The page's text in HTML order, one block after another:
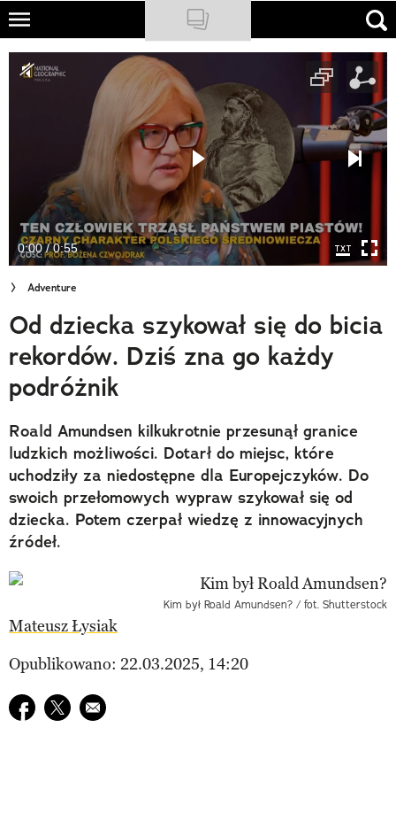
Skip
main
NATIONAL GEOGRAPHIC
Newsletter
Cuda Polski
Wielki Konkurs Fotograficzny
Trendbook Podróżniczy
Polecane
0:00 / 0:55
Adventure
Od dziecka szykował się do bicia
rekordów. Dziś zna go każdy
podróżnik
Roald Amundsen kilkukrotnie przesunął granice
ludzkich możliwości. Dotarł do miejsc, które
uchodziły za niedostępne dla Europejczyków. Do
swoich przełomowych wypraw szykował się od
dziecka. Potem czerpał wiedzę z innowacyjnych
źródeł.
Kim był Roald Amundsen? / fot. Shutterstock
Mateusz Łysiak
Opublikowano: 22.03.2025, 14:20
Udostępnij na facebook
Udostępnij na twitter
E-mail do przyjaciela